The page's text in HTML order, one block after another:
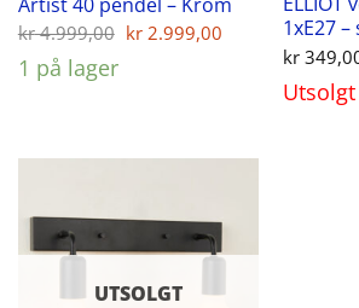
kr4.999,00 Opprinnelig
kr 2.999,00 Nåværende
kr 2.999,00.
1 på lager
1xE27
kr
Utsolgt
UTSOLGT